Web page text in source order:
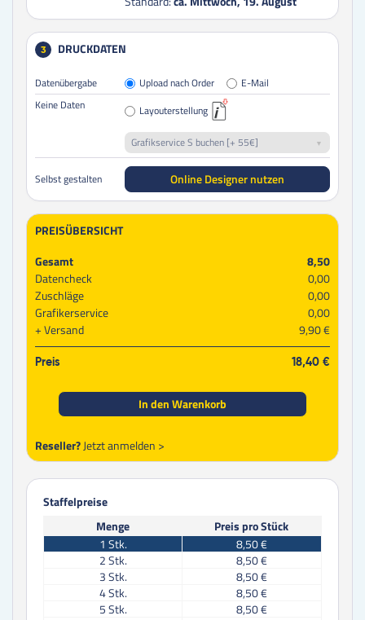
3 DRUCKDATEN
Datenübergabe Upload nach Order
E-Mail
Keine Daten
Layouterstellung
Grafikservice S buchen [+ 55€]
Selbst gestalten Online Designer nutzen
PREISÜBERSICHT
Gesamt
8,50
Datencheck
0,00
Zuschläge
0,00
Grafikerservice
0,00
Versand
9,90 €
Preis 18,40 €
In den Warenkorb
Reseller?Jetzt anmelden >
Staffelpreise
Menge
Preis pro Stück
1 Stk.
8,50 €
2Stk.
8,50 €
3Stk.
8,50 €
4Stk.
8,50 €
5Stk.
8,50 €